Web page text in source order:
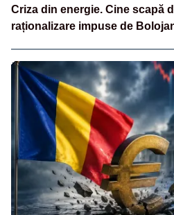
Criza din energie. Cine scapă
raționalizare impuse de